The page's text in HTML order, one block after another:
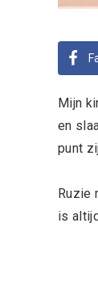
Mijn
en
punt
Ruzie
is